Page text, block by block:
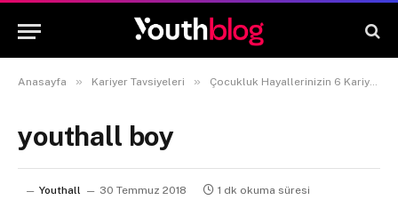
Anasayfa » Kariyer Tavsiyeleri » Çocukluk Hayallerinizin 6 Kariyeri Ve İşe Alınmanın Yolları
youthall boy
Youthall 30 Temmuz 2018 1 dk okuma süresi